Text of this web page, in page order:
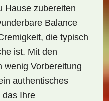
Hause zubereiten
Balance
, die typisch
ist. Mit den
wenig Vorbereitung
authentisches
das Ihre